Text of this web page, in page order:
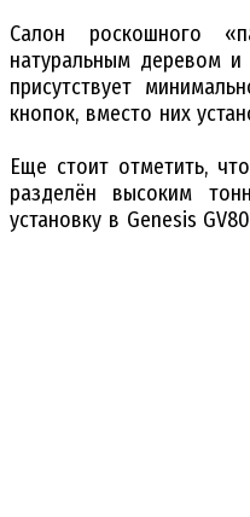
Салон роскошного
натуральным деревом
присутствует
кнопок, вместо них
Еще стоит отметить,
разделён высоким
установку в Genesis